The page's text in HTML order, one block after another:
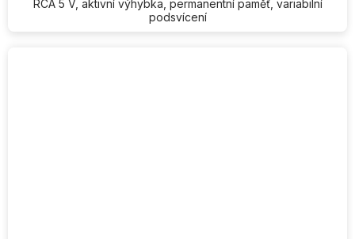
RCA 5 V, aktivní výhybka, permanentní paměť, variabilní
podsvícení